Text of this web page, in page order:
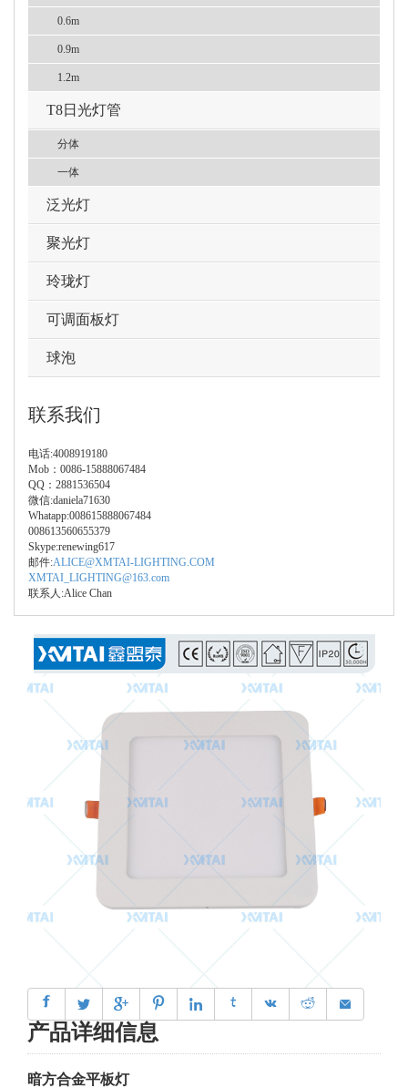
0.6m
0.9m
1.2m
T8日光灯管
分体
一体
泛光灯
聚光灯
玲珑灯
可调面板灯
球泡
联系我们
电话:4008919180
Mob：0086-15888067484
QQ：2881536504
微信:daniela71630
Whatapp:008615888067484
008613560655379
Skype:renewing617
邮件:ALICE@XMTAI-LIGHTING.COM
XMTAI_LIGHTING@163.com
联系人:Alice Chan
㖖     㐶   
产品详细信息
暗方合金平板灯